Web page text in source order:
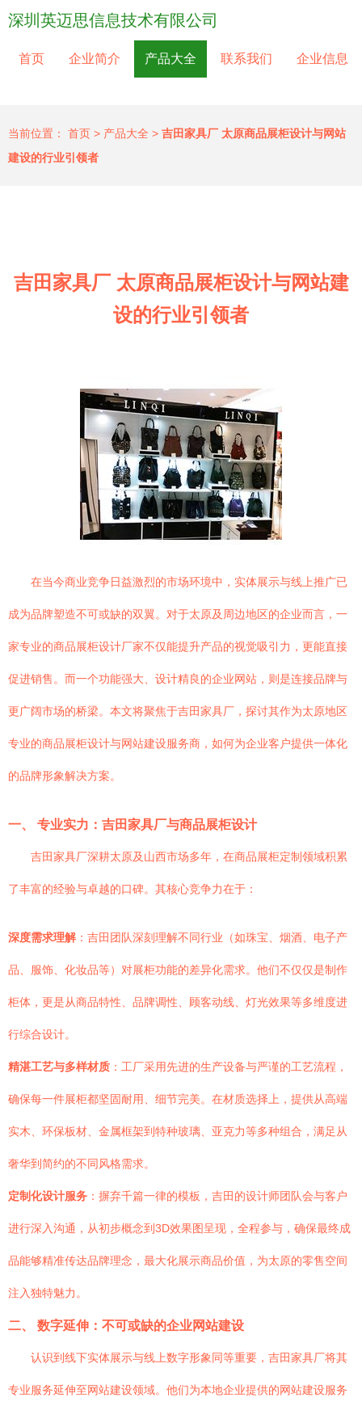
深圳英迈思信息技术有限公司
首页 企业简介 产品大全 联系我们 企业信息
当前位置： 首页 > 产品大全 > 吉田家具厂 太原商品展柜设计与网站
建设的行业引领者
吉田家具厂 太原商品展柜设计与网站建
设的行业引领者
在当今商业竞争日益激烈的市场环境中，实体展示与线上推广已
成为品牌塑造不可或缺的双翼。对于太原及周边地区的企业而言，一
家专业的商品展柜设计厂家不仅能提升产品的视觉吸引力，更能直接
促进销售。而一个功能强大、设计精良的企业网站，则是连接品牌与
更广阔市场的桥梁。本文将聚焦于吉田家具厂，探讨其作为太原地区
专业的商品展柜设计与网站建设服务商，如何为企业客户提供一体化
的品牌形象解决方案。
一、 专业实力：吉田家具厂与商品展柜设计
吉田家具厂深耕太原及山西市场多年，在商品展柜定制领域积累
了丰富的经验与卓越的口碑。其核心竞争力在于：
深度需求理解：吉田团队深刻理解不同行业（如珠宝、烟酒、电子产
品、服饰、化妆品等）对展柜功能的差异化需求。他们不仅仅是制作
柜体，更是从商品特性、品牌调性、顾客动线、灯光效果等多维度进
行综合设计。
精湛工艺与多样材质 ：工厂采用先进的生产设备与严谨的工艺流程，
确保每一件展柜都坚固耐用、细节完美。在材质选择上，提供从高端
实木、环保板材、金属框架到特种玻璃、亚克力等多种组合，满足从
奢华到简约的不同风格需求。
定制化设计服务 ：摒弃千篇一律的模板，吉田的设计师团队会与客户
进行深入沟通，从初步概念到3D效果图呈现，全程参与，确保最终成
品能够精准传达品牌理念，最大化展示商品价值，为太原的零售空间
注入独特魅力。
二、 数字延伸：不可或缺的企业网站建设
认识到线下实体展示与线上数字形象同等重要，吉田家具厂将其
专业服务延伸至网站建设领域。他们为本地企业提供的网站建设服务